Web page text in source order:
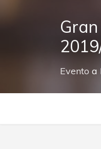
Evento a